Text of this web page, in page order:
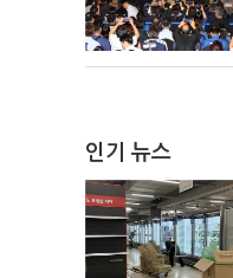
인기 뉴스